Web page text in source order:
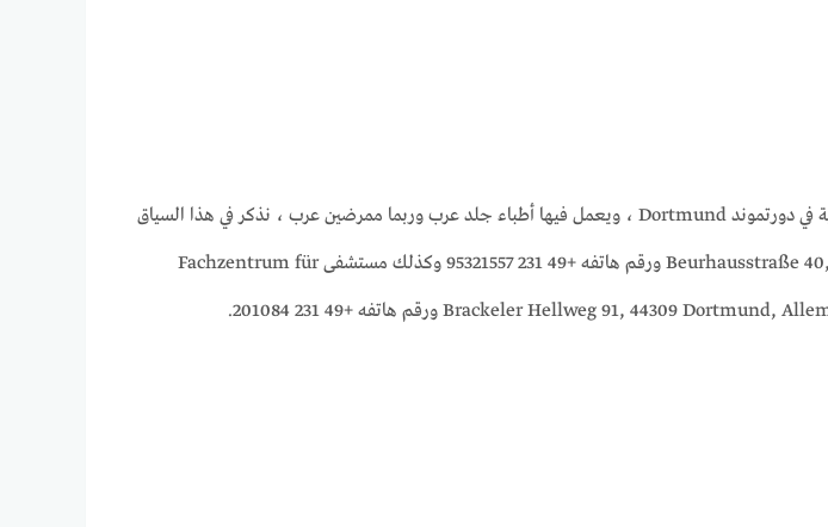
هذا ومن أهم المستشفيات والعيادات الطبية التي يمكن أن نجد بها أقسام خاصة بالأمراض الجلدية في دورتموند Dortmund ، ويعمل فيها أطباء جلد عرب وربما ممرضين عرب ، نذكر في هذا السياق
Klinikum Dortmund gGmbH Dermatology وعنوانه Beurhausstraße 40, 44137 Dortmund, Allemagne ورقم هاتفه +49 231 95321557 وكذلك مستشفى Fachzentrum für